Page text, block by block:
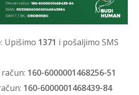
Upišimo 1371 i pošaljimo SMS
160-6000001468256-51
160-6000001468439-84